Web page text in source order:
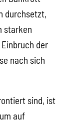
können die
nicht
als sie
hinaus
riesigen
drohende